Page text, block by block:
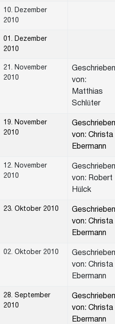
10. Dezember
2010
01. Dezember
2010
21. November
2010
Geschrieben
von:
Matthias
Schlüter
19. November
2010
Geschrieben
von: Christa
Ebermann
12. November
2010
Geschrieben
von: Robert
Hülck
23. Oktober 2010
Geschrieben
von: Christa
Ebermann
02. Oktober 2010
Geschrieben
von: Christa
Ebermann
28. September
2010
Geschrieben
von: Christa
Ebermann